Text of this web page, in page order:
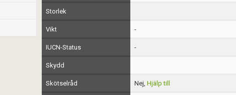
Storlek
Vikt -
IUCN-Status -
Skydd
Skötselråd Nej, Hjälp till